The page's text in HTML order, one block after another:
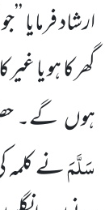
ارشاد
گھر کا ہو یا
ہوں گے۔
سَلَّمَنے کلمہ